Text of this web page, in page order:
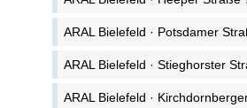
ARAL Bielefeld · Potsdamer
ARAL Bielefeld · Stieghorster
ARAL Bielefeld ·